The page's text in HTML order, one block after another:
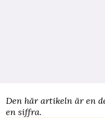
Den här artikeln är en
en siffra.